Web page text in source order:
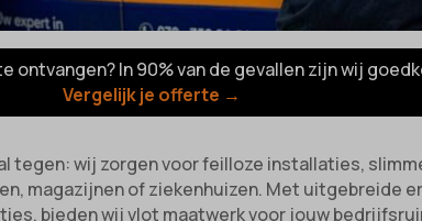
ontvangen? In 90% van de gevallen zijn wij
Vergelijk je offerte →
wij zorgen voor feilloze installaties,
magazijnen of ziekenhuizen. Met uitgebreide
bieden wij vlot maatwerk voor jouw